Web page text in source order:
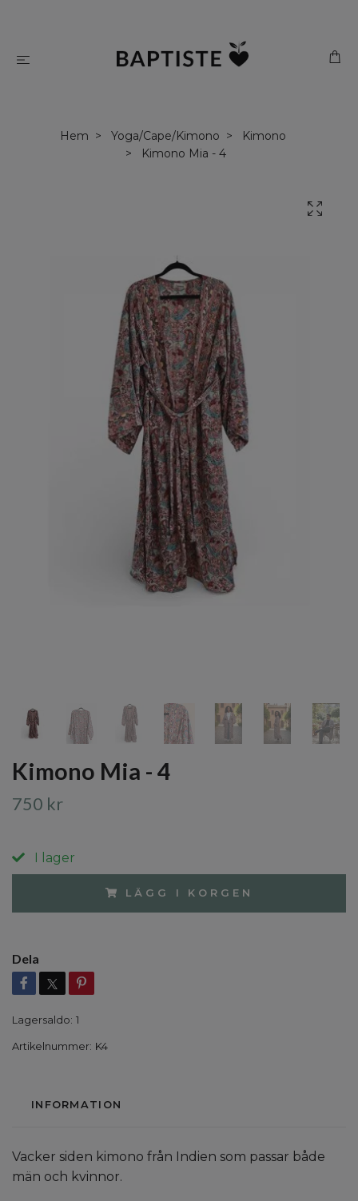
Hem Yoga/Cape/Kimono
Kimono
Kimono Mia - 4
Kimono Mia - 4
750 kr
I lager
LÄGG I KORGEN
Dela
Lagersaldo: 1
Artikelnummer: K4
INFORMATION
Vacker siden kimono från Indien som passar både
män och kvinnor.